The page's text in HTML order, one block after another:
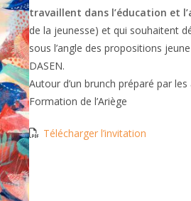
travaillent dans l’éducation et
de la jeunesse) et qui souhaitent
sous l’angle des propositions
DASEN.
Autour d’un brunch préparé par
Formation de l’Ariège
Télécharger l’invitation